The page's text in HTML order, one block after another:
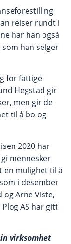
reiser rundt i
har han også
han selger
for fattige
Hegstad gir
men gir de
til å bo og
2020 har
mennesker
en mulighet til å
i desember
og Arne Viste,
AS har gitt
virksomhet